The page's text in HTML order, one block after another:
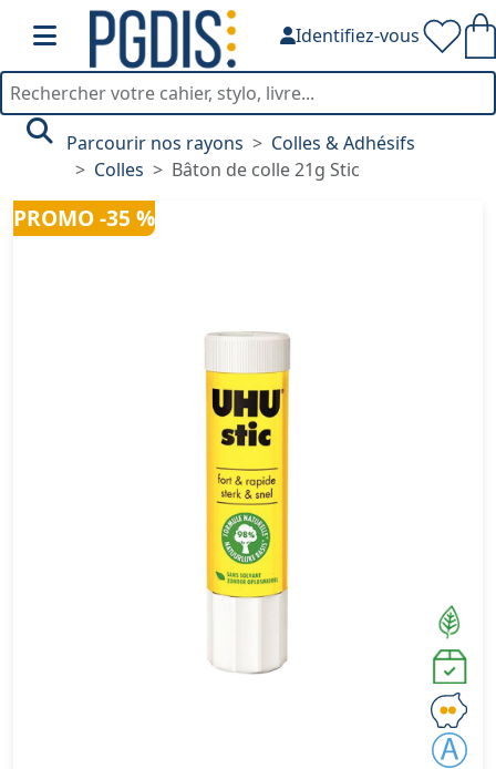
Identifiez-vous
Parcourir nos rayons
Colles & Adhésifs
Colles
Bâton de colle 21g Stic
PROMO -35 %